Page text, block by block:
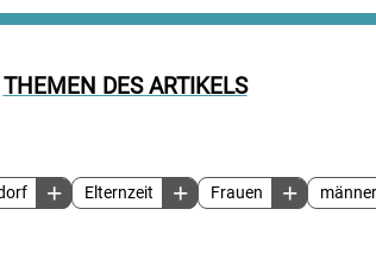
THEMEN DES ARTIKELS
Elternzeit Frauen männer